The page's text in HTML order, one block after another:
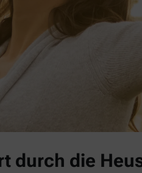
durch die